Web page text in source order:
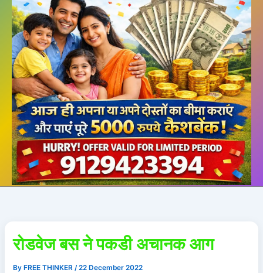
रोडवेज बस ने पकडी अचानक आग
By FREE THINKER/22 December 2022